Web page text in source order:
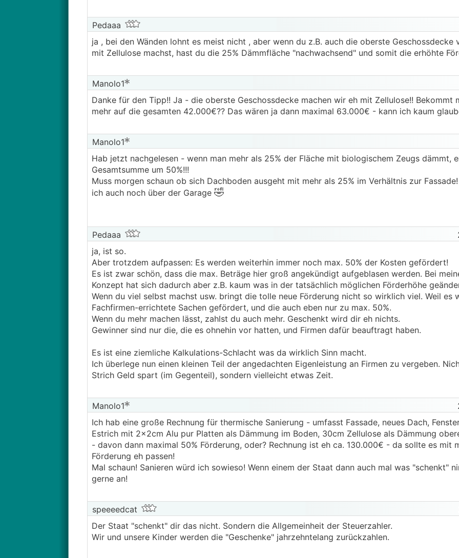
Pedaaa
ja , bei den Wänden lohnt es meist nicht , aber wenn du z.B. auch die oberste Geschossdecke
mit Zellulose machst, hast du die 25% Dämmfläche "nachwachsend" und somit die erhöhte
Manolo1
Danke für den Tipp!! Ja - die oberste Geschossdecke machen wir eh mit Zellulose!! Bekommt
mehr auf die gesamten 42.000€?? Das wären ja dann maximal 63.000€ - kann ich kaum
Manolo1
Hab jetzt nachgelesen - wenn man mehr als 25% der Fläche mit biologischem Zeugs dämmt,
Gesamtsumme um 50%!!!
Muss morgen schaun ob sich Dachboden ausgeht mit mehr als 25% im Verhältnis zur
ich auch noch über der Garage 🤣
Pedaaa
ja, ist so.
Aber trotzdem aufpassen: Es werden weiterhin immer noch max. 50% der Kosten gefördert!
Es ist zwar schön, dass die max. Beträge hier groß angekündigt aufgeblasen werden. Bei
Konzept hat sich dadurch aber z.B. kaum was in der tatsächlich möglichen Förderhöhe
Wenn du viel selbst machst usw. bringt die tolle neue Förderung nicht so wirklich viel. Weil es
Fachfirmen-errichtete Sachen gefördert, und die auch eben nur zu max. 50%.
Wenn du mehr machen lässt, zahlst du auch mehr. Geschenkt wird dir eh nichts.
Gewinner sind nur die, die es ohnehin vor hatten, und Firmen dafür beauftragt haben.
Es ist eine ziemliche Kalkulations-Schlacht was da wirklich Sinn macht.
Ich überlege nun einen kleinen Teil der angedachten Eigenleistung an Firmen zu vergeben.
Strich Geld spart (im Gegenteil), sondern vielleicht etwas Zeit.
Manolo1
Ich hab eine große Rechnung für thermische Sanierung - umfasst Fassade, neues Dach,
Estrich mit 2x2cm Alu pur Platten als Dämmung im Boden, 30cm Zellulose als Dämmung
- davon dann maximal 50% Förderung, oder? Rechnung ist eh ca. 130.000€ - da sollte es mit
Förderung eh passen!
Mal schaun! Sanieren würd ich sowieso! Wenn einem der Staat dann auch mal was "schenkt"
gerne an!
speeeedcat
Der Staat "schenkt" dir das nicht. Sondern die Allgemeinheit der Steuerzahler.
Wir und unsere Kinder werden die "Geschenke" jahrzehntelang zurückzahlen.